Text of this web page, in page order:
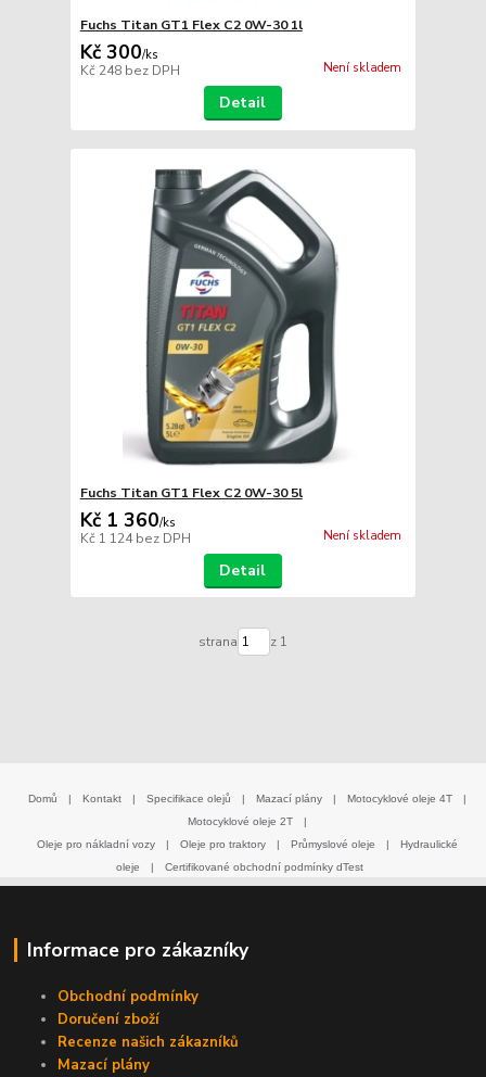
Fuchs Titan GT1 Flex C2 0W-30 1l
Kč 300/ks
Kč 248 bez DPH Není skladem
Detail
Fuchs Titan GT1 Flex C2 0W-30 5l
Kč 1 360/ks
Kč 1 124bez DPH Není skladem
Detail
strana z 1
Domů | Kontakt | Specifikace olejů | Mazací plány | Motocyklové oleje 4T
|
Motocyklové oleje 2T
|
Oleje pro nákladní vozy
| Oleje pro traktory | Průmyslové oleje |
Hydraulické
oleje
| Certifikované obchodní podmínky dTest
Informace pro zákazníky
Obchodní podmínky
Doručení zboží
Recenze našich zákazníků
Mazací plány